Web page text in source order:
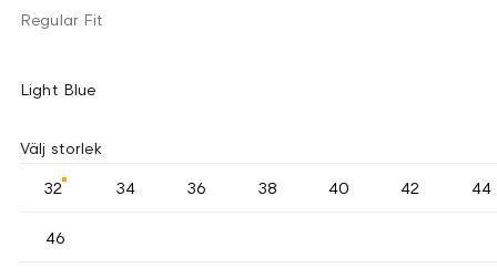
Regular Fit
Light Blue
Välj storlek
32 34 36 38 40 42 44
46